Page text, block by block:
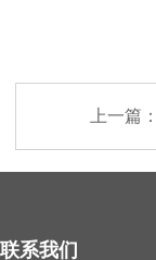
上一篇：
联系我们